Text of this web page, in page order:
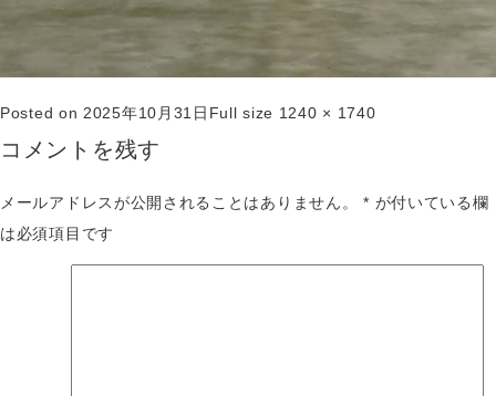
Posted on 2025年10月31日 Full size 1240 × 1740
コメントを残す
メールアドレスが公開されることはありません。 * が付いている欄
は必須項目です